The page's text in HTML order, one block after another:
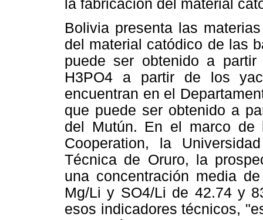
la fabricación del material
Bolivia presenta las
del material catódico de las
puede ser obtenido a
H3PO4 a partir de los
encuentran en el
que puede ser obtenido a
del Mutún. En el marco de
Cooperation, la
Técnica de Oruro, la
una concentración media
Mg/Li y SO4/Li de 42.74 y
esos indicadores técnicos,